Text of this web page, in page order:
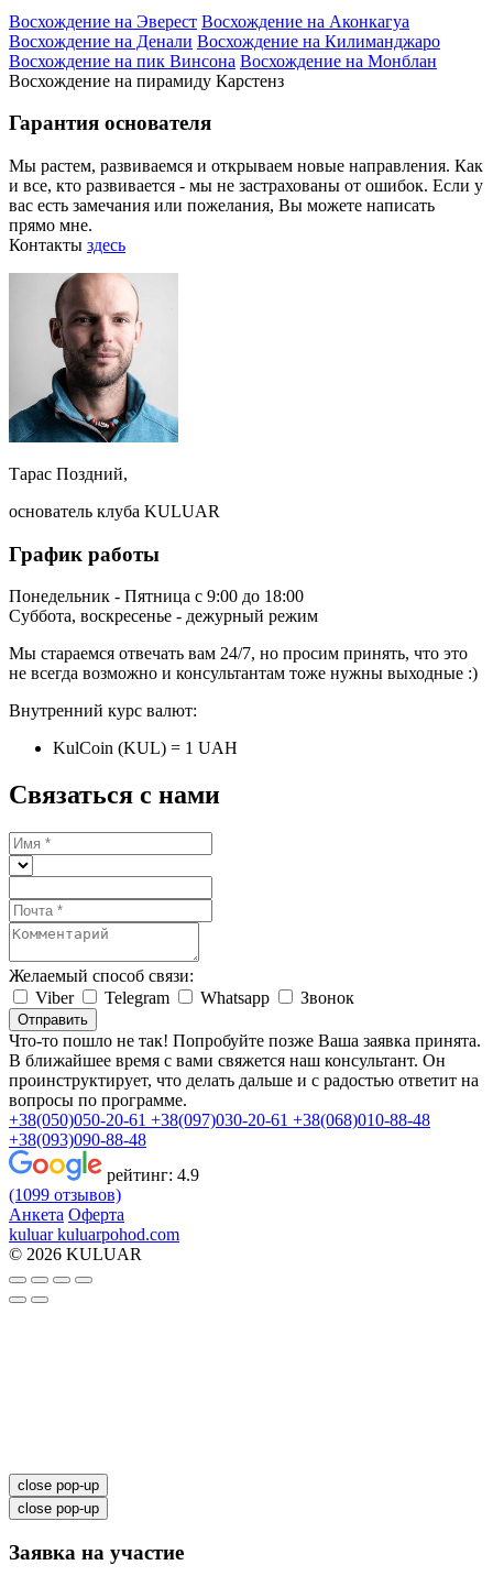
Восхождение на Эверест Восхождение на Аконкагуа
Восхождение на Денали Восхождение на Килиманджаро
Восхождение на пик Винсона Восхождение на Монблан
Восхождение на пирамиду Карстенз
Гарантия основателя
Мы растем, развиваемся и открываем новые направления. Как
и все, кто развивается - мы не застрахованы от ошибок. Если у
вас есть замечания или пожелания, Вы можете написать
прямо мне.
Контакты здесь
Тарас Поздний,
основатель клуба KULUAR
График работы
Понедельник - Пятница с 9:00 до 18:00
Суббота, воскресенье - дежурный режим
Мы стараемся отвечать вам 24/7, но просим принять, что это
не всегда возможно и консультантам тоже нужны выходные :)
Внутренний курс валют:
KulCoin (KUL) = 1 UAH
Связаться с нами
Желаемый способ связи:
Viber
Telegram Whatsapp Звонок
Отправить
Что-то пошло не так! Попробуйте позже Ваша заявка принята.
В ближайшее время с вами свяжется наш консультант. Он
проинструктирует, что делать дальше и с радостью ответит на
вопросы по программе.
+38(050)050-20-61 +38(097)030-20-61 +38(068)010-88-48
+38(093)090-88-48
рейтинг: 4.9
(1099 отзывов)
Анкета Оферта
kuluar kuluarpohod.com
© 2026 KULUAR
close pop-up
close pop-up
Заявка на участие